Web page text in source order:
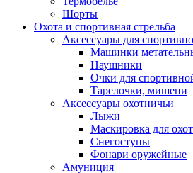
Шорты
Охота и спортивная стрельба
Аксессуары для
Машинки
Наушники
Очки для
Тарелочки, мишени
Аксессуары охотничьи
Лыжи
Маскировка для
Снегоступы
Фонари оружейные
Амуниция